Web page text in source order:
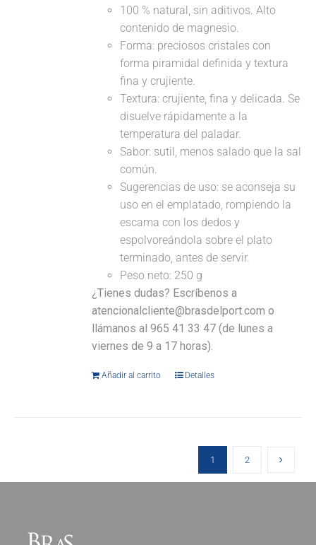
100 % natural, sin aditivos. Alto
contenido de magnesio.
Forma: preciosos cristales con
forma piramidal definida y textura
fina y crujiente.
Textura: crujiente, fina y delicada. Se
disuelve rápidamente a la
temperatura del paladar.
Sabor: sutil, menos salado que la sal
común.
Sugerencias de uso: se aconseja su
uso en el emplatado, rompiendo la
escama con los dedos y
espolvoreándola sobre el plato
terminado, antes de servir.
Peso neto: 250 g
¿Tienes dudas? Escríbenos a
atencionalcliente@brasdelport.com o
llámanos al 965 41 33 47 (de lunes a
viernes de 9 a 17 horas).
Añadir al carrito Detalles
1 2